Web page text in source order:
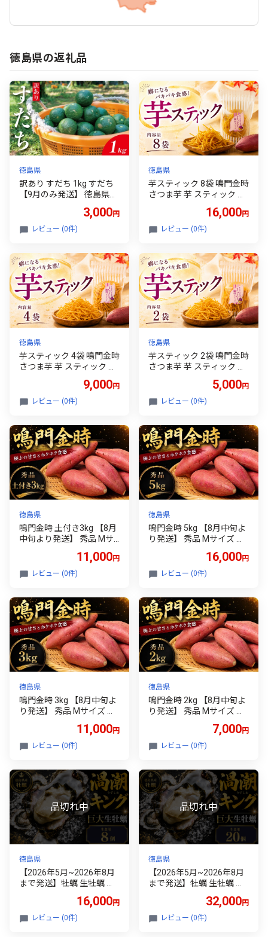
徳島県の返礼品
徳島県
訳あり すだち 1kg すだち
【9月のみ発送】 徳島県産
スダチ 酢橘 ゆず レモン の
代わりに 焼き魚 さんま か
つお 刺身 唐揚げ そうめん
3,000円
レビュー (0件)
徳島県
芋スティック 8袋 鳴門金時
さつま芋 芋 スティック 駄
菓子 スナック 芋菓子 お菓
子 和菓子 小分け 小袋 個包
装 ご当地 徳島 サツマイモ
16,000円
レビュー (0件)
徳島県
芋スティック 4袋 鳴門金時
さつま芋 芋 スティック 駄
菓子 スナック 芋菓子 お菓
子 和菓子 小分け 小袋 個包
装 ご当地 徳島 サツマイモ
9,000円
レビュー (0件)
徳島県
芋スティック 2袋 鳴門金時
さつま芋 芋 スティック 駄
菓子 スナック 芋菓子 お菓
子 和菓子 小分け 小袋 個包
装 ご当地 徳島 サツマイモ
5,000円
レビュー (0件)
徳島県
鳴門金時 土付き3kg 【8月
中旬より発送】 秀品 Mサ
イズ なると金時 さつま芋
地直送 ほくほく お歳暮 さ
モ 金時 農家直送
11,000円
レビュー (0件)
徳島県
鳴門金時 5kg 【8月中旬よ
り発送】 秀品 Mサイズ な
ると金時 さつま芋 サツマ
ほくほく お歳暮 さつまい
農家直送
16,000円
レビュー (0件)
徳島県
鳴門金時 3kg 【8月中旬よ
り発送】 秀品 Mサイズ な
ると金時 さつま芋 サツマ
ほくほく お歳暮 さつまい
農家直送
11,000円
レビュー (0件)
徳島県
鳴門金時 2kg 【8月中旬よ
り発送】 秀品 Mサイズ な
ると金時 さつま芋 サツマ
ほくほく お歳暮 さつまい
農家直送
7,000円
レビュー (0件)
徳島県
【2026年5月~2026年8月
まで発送】牡蠣 生牡蠣 殻
付き 8個 生食可 冷蔵 (ナイ
フ付き) 渦潮キング 岩牡蠣
かき カキ ブランド 旬 新鮮
16,000円
レビュー (0件)
徳島県
【2026年5月~2026年8月
まで発送】牡蠣 生牡蠣 殻
付き 20個 生食可 冷蔵 (ナ
イフ付き) 渦潮キング 岩牡
蠣 かき カキ ブランド 旬
32,000円
レビュー (0件)